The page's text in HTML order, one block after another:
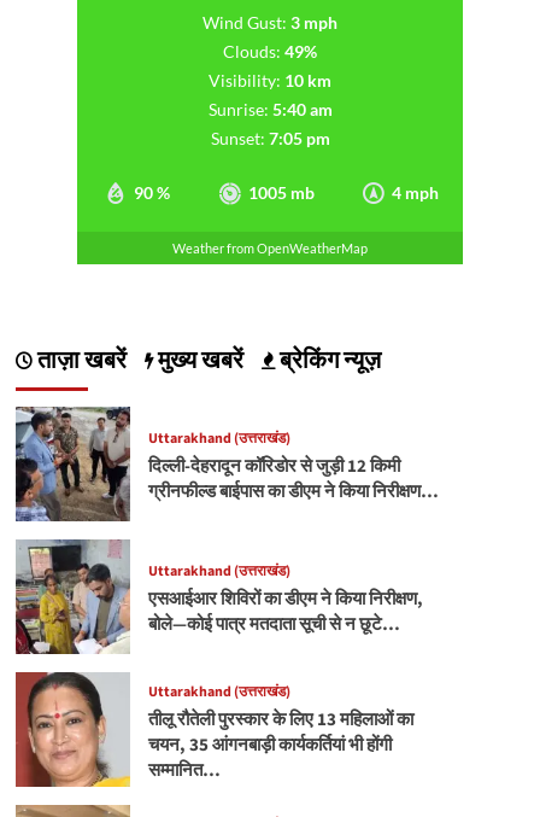
90 % 1005 mb 4 mph
Wind Gust: 3 mph
Clouds: 49%
Visibility: 10 km
Sunrise: 5:40 am
Sunset: 7:05 pm
Weather from OpenWeatherMap
ताज़ा खबरें मुख्य खबरें ब्रेकिंग न्यूज़
Uttarakhand (उत्तराखंड)
दिल्ली-देहरादून कॉरिडोर से जुड़ी 12 किमी
ग्रीनफील्ड बाईपास का डीएम ने किया निरीक्षण…
Uttarakhand (उत्तराखंड)
एसआईआर शिविरों का डीएम ने किया निरीक्षण,
बोले—कोई पात्र मतदाता सूची से न छूटे…
Uttarakhand (उत्तराखंड)
तीलू रौतेली पुरस्कार के लिए 13 महिलाओं का
चयन, 35 आंगनबाड़ी कार्यकर्तियां भी होंगी
सम्मानित…